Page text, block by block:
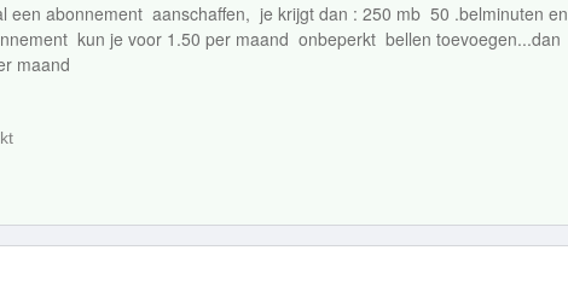
een abonnement aanschaffen, je krijgt dan : 250 mb 50 .belminuten en
kun je voor 1.50 per maand onbeperkt bellen toevoegen...dan
maand